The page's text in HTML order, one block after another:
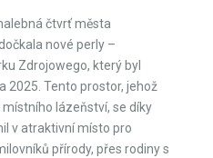
čtvrť města
nové perly –
Zdrojowego, který byl
2025. Tento prostor, jehož
lázeňství, se díky
v atraktivní místo pro
přírody, přes rodiny s